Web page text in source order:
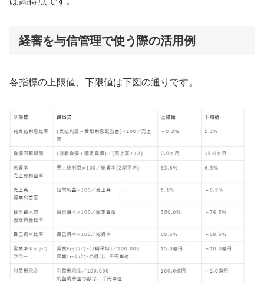
経審を与信管理で使う際の活用例
各指標の上限値、下限値は下図の通りです。